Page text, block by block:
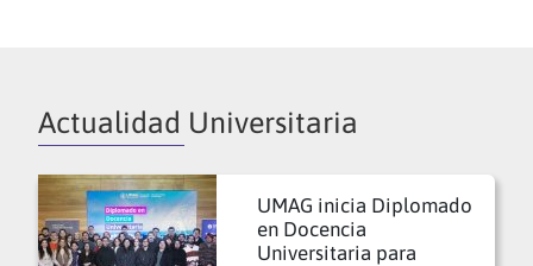
Actualidad Universitaria
UMAG inicia Diplomado
en Docencia
Universitaria para